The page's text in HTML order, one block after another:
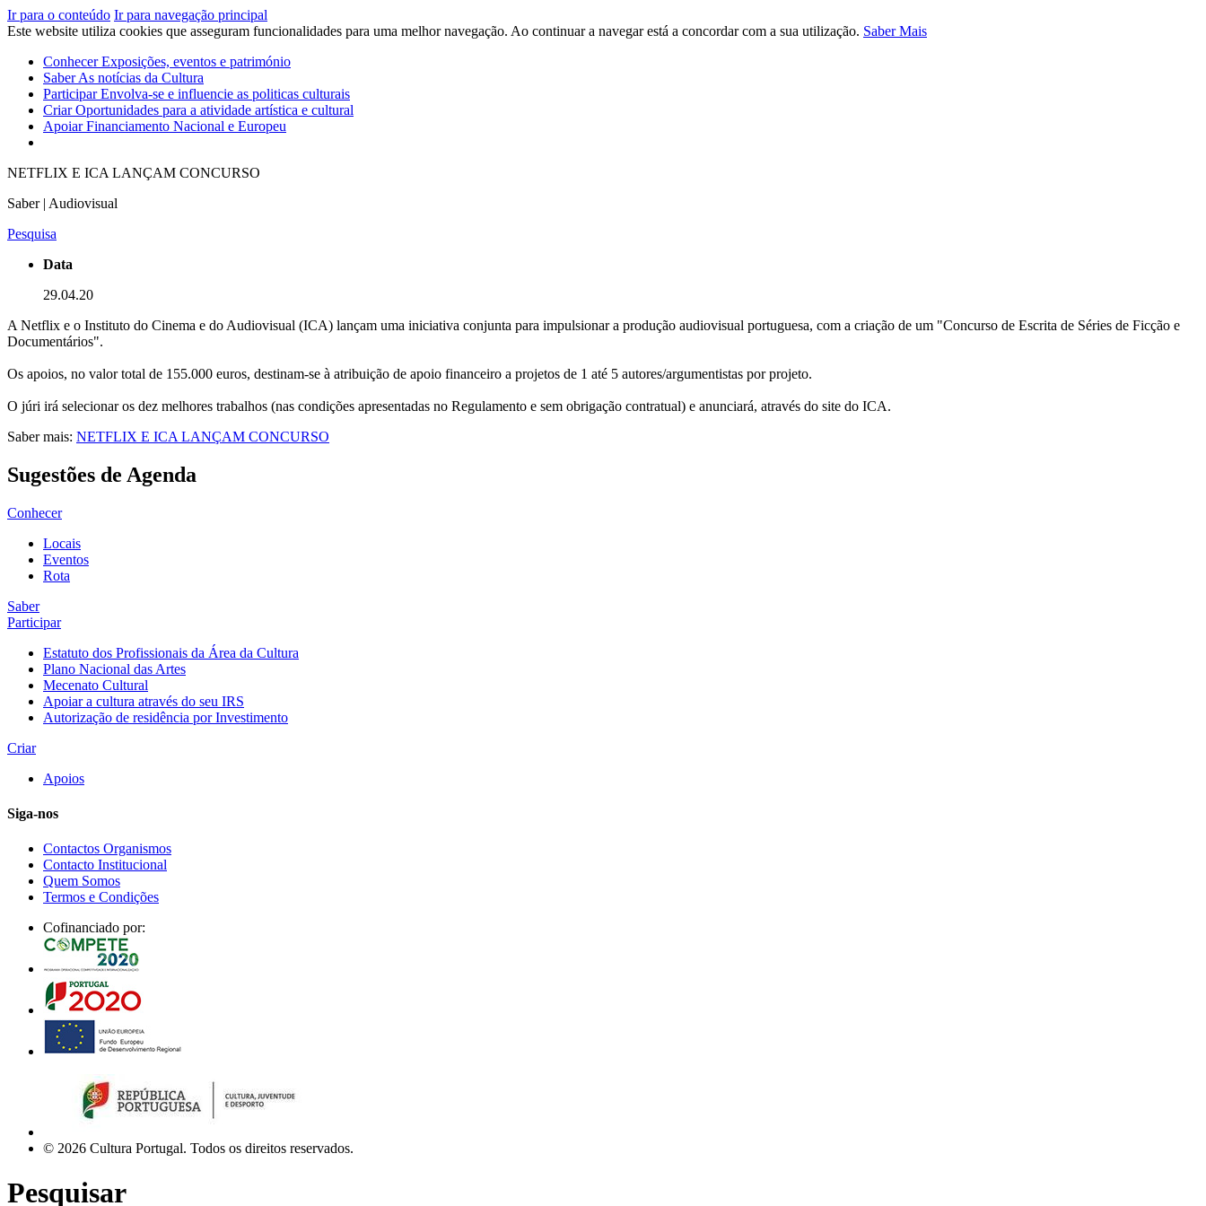
Ir para o conteúdo Ir para navegação principal
Este website utiliza cookies que asseguram funcionalidades para uma melhor navegação. Ao continuar a navegar está a concordar com a sua utilização. Saber Mais
ConhecerExposições, eventos e património
SaberAs notícias da Cultura
ParticiparEnvolva-se e influencie as politicas culturais
CriarOportunidades para a atividade artística e cultural
ApoiarFinanciamento Nacional e Europeu
NETFLIX E ICA LANÇAM CONCURSO
Saber | Audiovisual
Pesquisa
Data
29.04.20
A Netflix e o Instituto do Cinema e do Audiovisual (ICA) lançam uma iniciativa conjunta para impulsionar a produção audiovisual portuguesa, com a criação de um "Concurso de Escrita de Séries de Ficção e
Documentários".
Os apoios, no valor total de 155.000 euros, destinam-se à atribuição de apoio financeiro a projetos de 1 até 5 autores/argumentistas por projeto.
O júri irá selecionar os dez melhores trabalhos (nas condições apresentadas no Regulamento e sem obrigação contratual) e anunciará, através do site do ICA.
Saber mais: NETFLIX E ICA LANÇAM CONCURSO
Sugestões de Agenda
Conhecer
Locais
Eventos
Rota
Saber
Participar
Estatuto dos Profissionais da Área da Cultura
Plano Nacional das Artes
Mecenato Cultural
Apoiar a cultura através do seu IRS
Autorização de residência por Investimento
Criar
Apoios
Siga-nos
Contactos Organismos
Contacto Institucional
Quem Somos
Termos e Condições
Cofinanciado por:
© 2026 Cultura Portugal. Todos os direitos reservados.
Pesquisar